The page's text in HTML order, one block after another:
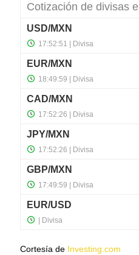
Cortesía de Investing.com